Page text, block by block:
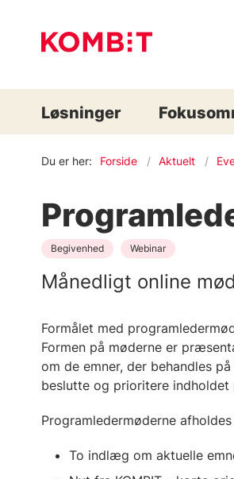
Løsninger
Du er her: Forside Aktuelt
Begivenhed Webinar
Månedligt online
Formålet med
Formen på møderne er
om de emner, der behandles
beslutte og prioritere
Programledermøderne
To indlæg om aktuelle